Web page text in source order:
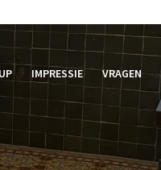
IMPRESSIE VRAGEN